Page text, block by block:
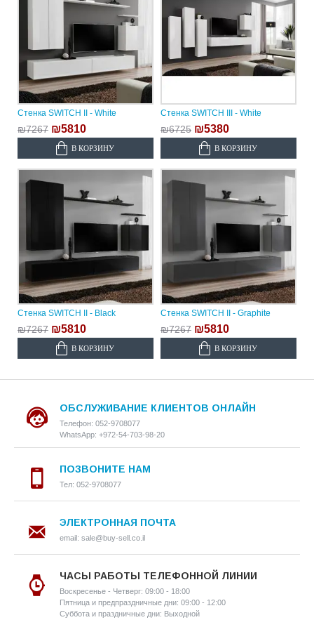
Стенка SWITCH II - White
₪7267 ₪5810
В КОРЗИНУ
Стенка SWITCH III - White
₪6725 ₪5380
В КОРЗИНУ
Стенка SWITCH II - Black
₪7267 ₪5810
В КОРЗИНУ
Стенка SWITCH II - Graphite
₪7267 ₪5810
В КОРЗИНУ
ОБСЛУЖИВАНИЕ КЛИЕНТОВ ОНЛАЙН
Телефон: 052-9708077
WhatsApp: +972-54-703-98-20
ПОЗВОНИТЕ НАМ
Тел: 052-9708077
ЭЛЕКТРОННАЯ ПОЧТА
email: sale@buy-sell.co.il
ЧАСЫ РАБОТЫ ТЕЛЕФОННОЙ ЛИНИИ
Воскресенье - Четверг: 09:00 - 18:00
Пятница и предпраздничные дни: 09:00 - 12:00
Суббота и праздничные дни: Выходной